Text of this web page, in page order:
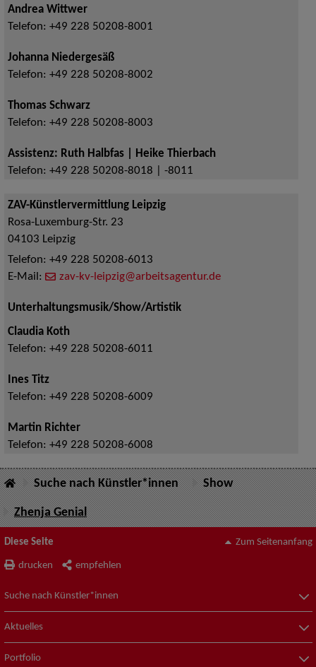
Andrea Wittwer
Telefon: +49 228 50208-8001
Johanna Niedergesäß
Telefon: +49 228 50208-8002
Thomas Schwarz
Telefon: +49 228 50208-8003
Assistenz: Ruth Halbfas | Heike Thierbach
Telefon: +49 228 50208-8018 | -8011
ZAV-Künstlervermittlung Leipzig
Rosa-Luxemburg-Str. 23
04103 Leipzig
Telefon: +49 228 50208-6013
E-Mail:
zav-kv-leipzig@arbeitsagentur.de
Unterhaltungsmusik/Show/Artistik
Claudia Koth
Telefon: +49 228 50208-6011
Ines Titz
Telefon: +49 228 50208-6009
Martin Richter
Telefon: +49 228 50208-6008
Suche nach Künstler*innen Show
Zhenja Genial
Diese Seite
drucken empfehlen
Zum Seitenanfang
Suche nach Künstler*innen
Aktuelles
Portfolio